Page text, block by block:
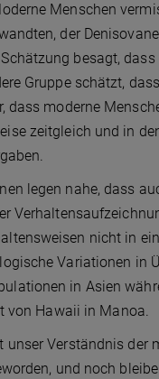
Menschen
der
besagt,
Gruppe schätzt,
moderne
zeitgleich und in
legen nahe, dass
nicht in
Variationen in
in Asien
von Hawaii in Manoa.
unser Verständnis
und noch